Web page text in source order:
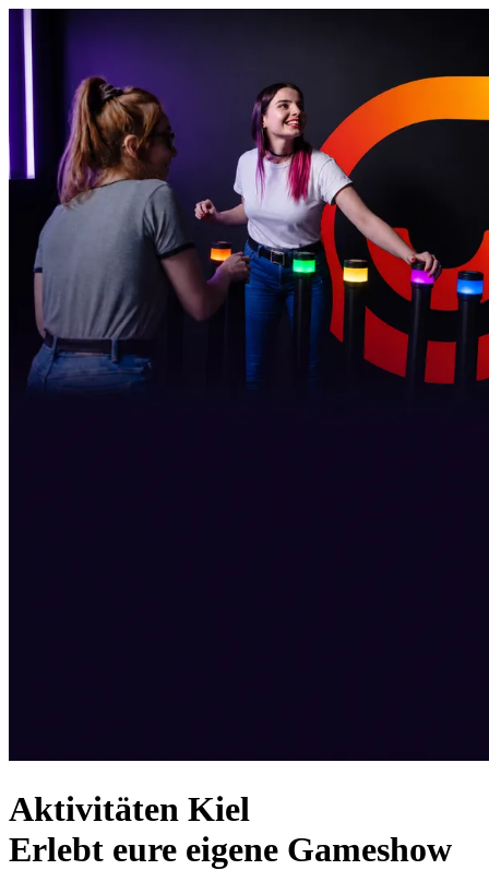
Aktivitäten Kiel
Erlebt eure eigene Gameshow